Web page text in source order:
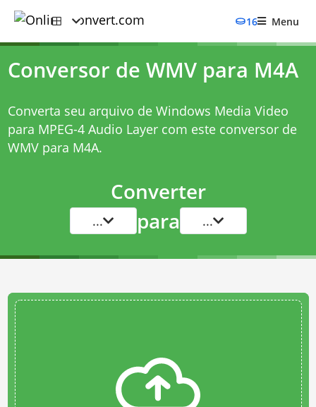
16 Menu
Conversor de WMV para M4A
Converta seu arquivo de Windows Media Video
para MPEG-4 Audio Layer com este conversor de
WMV para M4A.
Converter
... para ...